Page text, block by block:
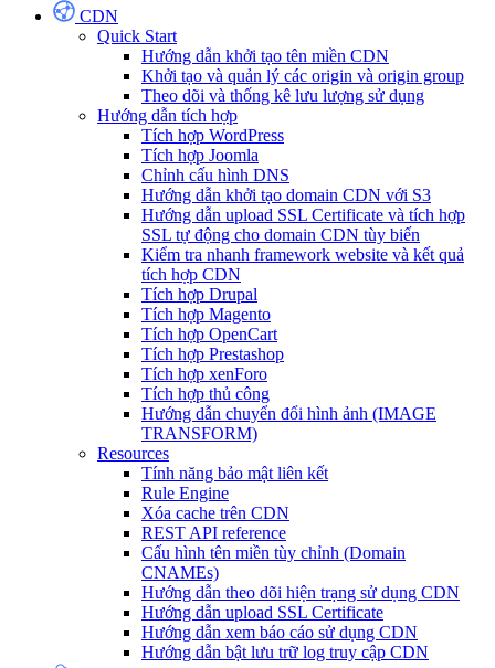
CDN
Quick Start
Hướng dẫn khởi tạo tên miền CDN
Khởi tạo và quản lý các origin và origin group
Theo dõi và thống kê lưu lượng sử dụng
Hướng dẫn tích hợp
Tích hợp WordPress
Tích hợp Joomla
Chỉnh cấu hình DNS
Hướng dẫn khởi tạo domain CDN với S3
Hướng dẫn upload SSL Certificate và tích hợp
SSL tự động cho domain CDN tùy biến
Kiểm tra nhanh framework website và kết quả
tích hợp CDN
Tích hợp Drupal
Tích hợp Magento
Tích hợp OpenCart
Tích hợp Prestashop
Tích hợp xenForo
Tích hợp thủ công
Hướng dẫn chuyển đổi hình ảnh (IMAGE
TRANSFORM)
Resources
Tính năng bảo mật liên kết
Rule Engine
Xóa cache trên CDN
REST API reference
Cấu hình tên miền tùy chỉnh (Domain
CNAMEs)
Hướng dẫn theo dõi hiện trạng sử dụng CDN
Hướng dẫn upload SSL Certificate
Hướng dẫn xem báo cáo sử dụng CDN
Hướng dẫn bật lưu trữ log truy cập CDN